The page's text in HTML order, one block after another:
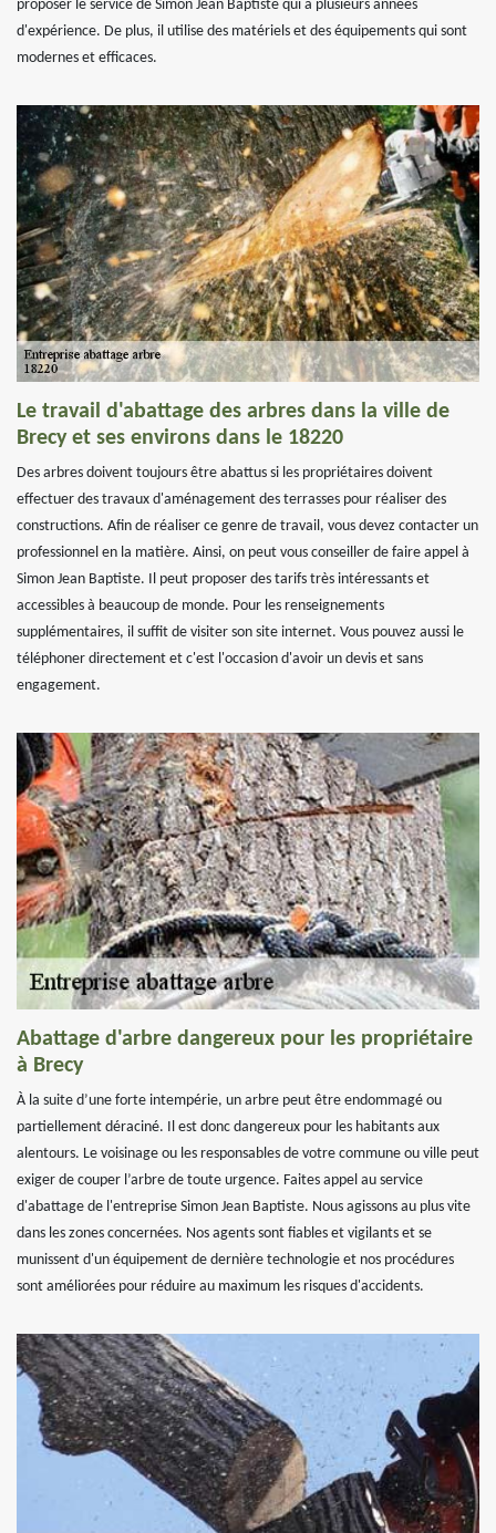
proposer le service de Simon Jean Baptiste qui a plusieurs années
d'expérience. De plus, il utilise des matériels et des équipements qui sont
modernes et efficaces.
Le travail d'abattage des arbres dans la ville de
Brecy et ses environs dans le 18220
Des arbres doivent toujours être abattus si les propriétaires doivent
effectuer des travaux d'aménagement des terrasses pour réaliser des
constructions. Afin de réaliser ce genre de travail, vous devez contacter un
professionnel en la matière. Ainsi, on peut vous conseiller de faire appel à
Simon Jean Baptiste. Il peut proposer des tarifs très intéressants et
accessibles à beaucoup de monde. Pour les renseignements
supplémentaires, il suffit de visiter son site internet. Vous pouvez aussi le
téléphoner directement et c'est l'occasion d'avoir un devis et sans
engagement.
Abattage d'arbre dangereux pour les propriétaire
à Brecy
À la suite d’une forte intempérie, un arbre peut être endommagé ou
partiellement déraciné. Il est donc dangereux pour les habitants aux
alentours. Le voisinage ou les responsables de votre commune ou ville peut
exiger de couper l’arbre de toute urgence. Faites appel au service
d'abattage de l'entreprise Simon Jean Baptiste. Nous agissons au plus vite
dans les zones concernées. Nos agents sont fiables et vigilants et se
munissent d'un équipement de dernière technologie et nos procédures
sont améliorées pour réduire au maximum les risques d'accidents.